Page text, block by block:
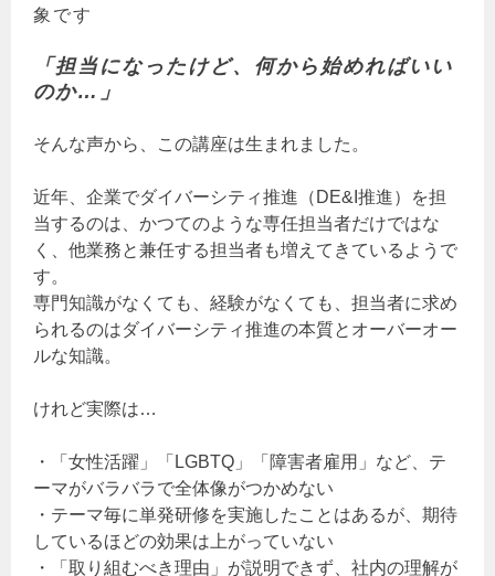
象です
「担当になったけど、何から始めればいい
のか…」
そんな声から、この講座は生まれました。
近年、企業でダイバーシティ推進（DE&I推進）を担
当するのは、かつてのような専任担当者だけではな
く、他業務と兼任する担当者も増えてきているようで
す。
専門知識がなくても、経験がなくても、担当者に求め
られるのはダイバーシティ推進の本質とオーバーオー
ルな知識。
けれど実際は…
・「女性活躍」「LGBTQ」「障害者雇用」など、テ
ーマがバラバラで全体像がつかめない
・テーマ毎に単発研修を実施したことはあるが、期待
しているほどの効果は上がっていない
・「取り組むべき理由」が説明できず、社内の理解が